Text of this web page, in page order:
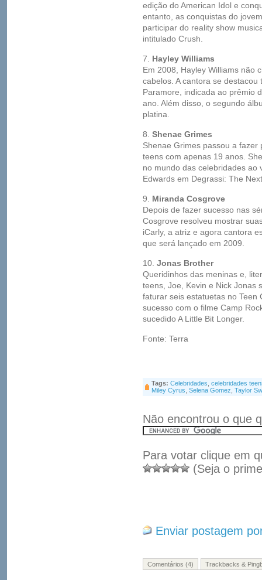
edição do American Idol e
entanto, as conquistas do
participar do reality show
intitulado Crush.
7. Hayley Williams
Em 2008, Hayley Williams não
cabelos. A cantora se
Paramore, indicada ao prêmio
ano. Além disso, o segundo
platina.
8. Shenae Grimes
Shenae Grimes passou a
teens com apenas 19 anos.
no mundo das celebridades ao
Edwards em Degrassi: The
9. Miranda Cosgrove
Depois de fazer sucesso nas
Cosgrove resolveu mostrar
iCarly, a atriz e agora cantora
que será lançado em 2009.
10. Jonas Brother
Queridinhos das meninas e,
teens, Joe, Kevin e Nick Jonas
faturar seis estatuetas no Teen
sucesso com o filme Camp
sucedido A Little Bit Longer.
Fonte: Terra
Tags: Celebridades celebridades
Miley Cyrus Selena Gomez Taylor
Não encontrou o que
Para votar clique em
(Seja o
Enviar postagem
Comentários (4) Trackbacks &